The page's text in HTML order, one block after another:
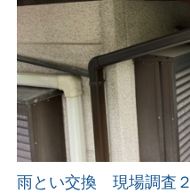
雨とい交換 現場調査２